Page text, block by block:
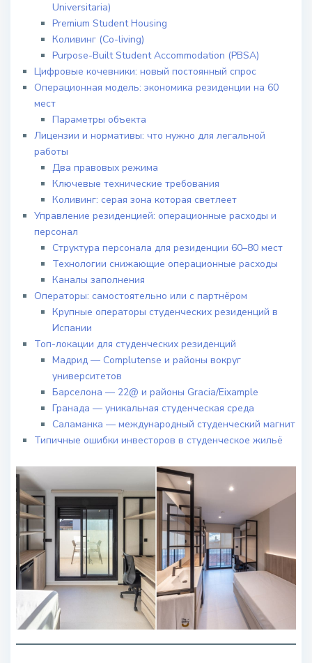
Universitaria)
Premium Student Housing
Коливинг (Co-living)
Purpose-Built Student Accommodation (PBSA)
Цифровые кочевники: новый постоянный спрос
Операционная модель: экономика резиденции на 60
мест
Параметры объекта
Лицензии и нормативы: что нужно для легальной
работы
Два правовых режима
Ключевые технические требования
Коливинг: серая зона которая светлеет
Управление резиденцией: операционные расходы и
персонал
Структура персонала для резиденции 60–80 мест
Технологии снижающие операционные расходы
Каналы заполнения
Операторы: самостоятельно или с партнёром
Крупные операторы студенческих резиденций в
Испании
Топ-локации для студенческих резиденций
Мадрид — Complutense и районы вокруг
университетов
Барселона — 22@ и районы Gracia/Eixample
Гранада — уникальная студенческая среда
Саламанка — международный студенческий магнит
Типичные ошибки инвесторов в студенческое жильё